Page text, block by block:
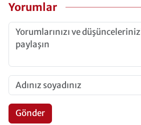
Yorumlar
Gönder